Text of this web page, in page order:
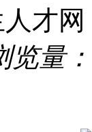
才网
览量：